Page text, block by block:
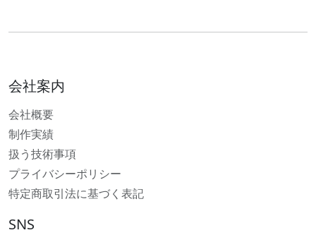
会社案内
会社概要
制作実績
扱う技術事項
プライバシーポリシー
特定商取引法に基づく表記
SNS